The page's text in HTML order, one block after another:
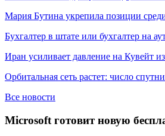
Мария Бутина укрепила позиции
Бухгалтер в штате или бухгалтер на
Иран усиливает давление на Кувейт
Орбитальная сеть растет: число
Все новости
Microsoft готовит новую